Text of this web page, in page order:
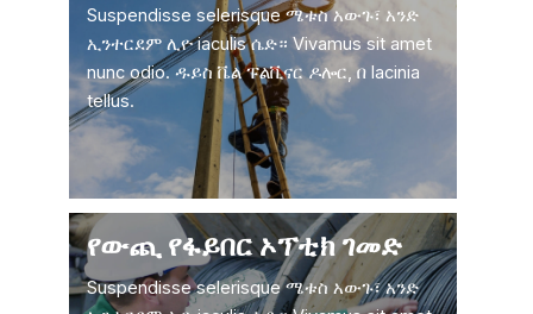
Suspendisse selerisque ሜቱስ አውጉ፣ አንድ
ኢንተርደም ሊዮ iaculis ሴድ። Vivamus sit amet
nunc odio. ዱይስ ቬል ፑልቪናር ዶሎር, በ lacinia
tellus.
የውጪ የፋይበር ኦፕቲክ ገመድ
Suspendisse selerisque ሜቱስ አውጉ፣ አንድ